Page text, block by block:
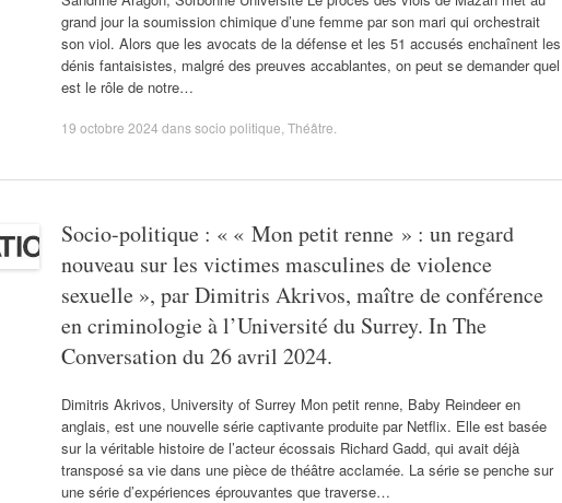
grand jour la soumission chimique d’une femme par son mari qui orchestrait
son viol. Alors que les avocats de la défense et les 51 accusés enchaînent les
dénis fantaisistes, malgré des preuves accablantes, on peut se demander quel
est le rôle de notre…
19 octobre 2024 danssocio politique Théâtre
Socio-politique : « « Mon petit renne » : un regard
nouveau sur les victimes masculines de violence
sexuelle », par Dimitris Akrivos, maître de conférence
en criminologie à l’Université du Surrey. In The
Conversation du 26 avril 2024.
Dimitris Akrivos, University of Surrey Mon petit renne, Baby Reindeer en
anglais, est une nouvelle série captivante produite par Netflix. Elle est basée
sur la véritable histoire de l’acteur écossais Richard Gadd, qui avait déjà
transposé sa vie dans une pièce de théâtre acclamée. La série se penche sur
une série d’expériences éprouvantes que traverse…